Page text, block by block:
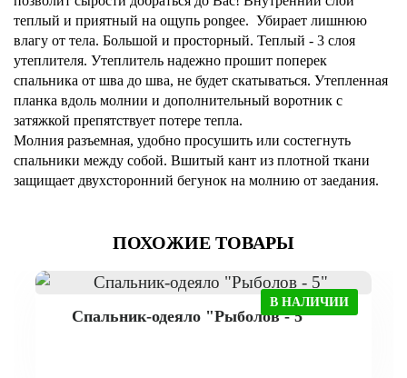
теплый и приятный на ощупь pongee. Убирает лишнюю
влагу от тела. Большой и просторный. Теплый - 3 слоя
утеплителя. Утеплитель надежно прошит поперек
спальника от шва до шва, не будет скатываться. Утепленная
планка вдоль молнии и дополнительный воротник с
затяжкой препятствует потере тепла.
Молния разъемная, удобно просушить или состегнуть
спальники между собой. Вшитый кант из плотной ткани
защищает двухсторонний бегунок на молнию от заедания.
ПОХОЖИЕ ТОВАРЫ
В НАЛИЧИИ
Спальник-одеяло "Рыболов - 5"